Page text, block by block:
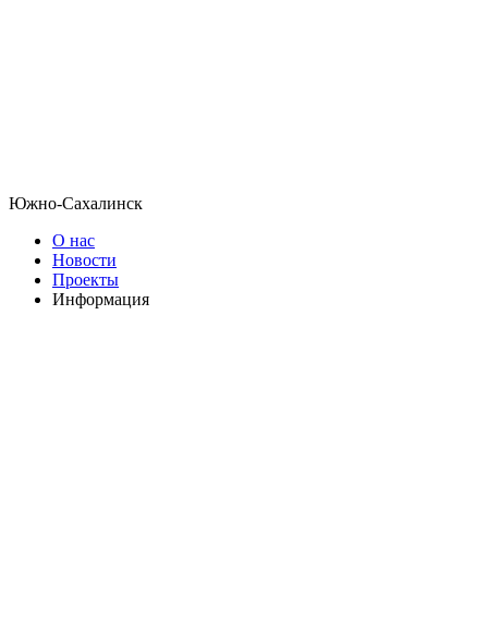
Южно-Сахалинск
О нас
Новости
Проекты
Информация